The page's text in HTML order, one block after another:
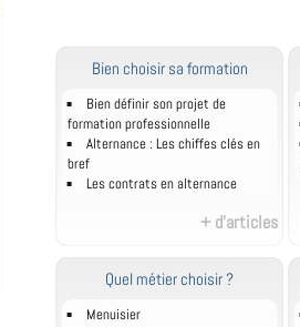
Bien choisir sa formation
Bien définir son projet de
formation professionnelle
Alternance : Les chiffes clés en
bref
Les contrats en alternance
+ d'articles
Quel métier choisir ?
Menuisier